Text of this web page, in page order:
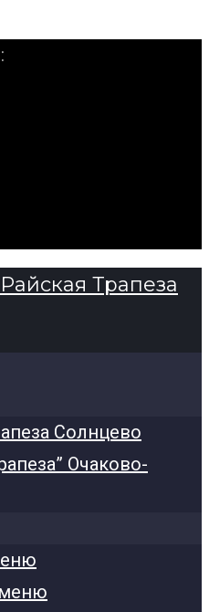
Солнцево
Очаково-